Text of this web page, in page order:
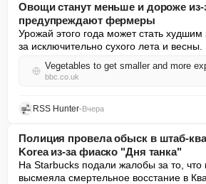
Овощи станут меньше и дороже
предупреждают фермеры
Урожай этого года может стать
за исключительно сухого лета и весны.
bbc.co.uk
RSS Hunter•Вчера
Полиция провела обыск в штаб-
Korea из-за фиаско "Дня танка"
На Starbucks подали жалобы за то,
высмеяла смертельное восстание в